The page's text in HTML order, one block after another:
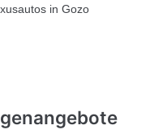
in Gozo